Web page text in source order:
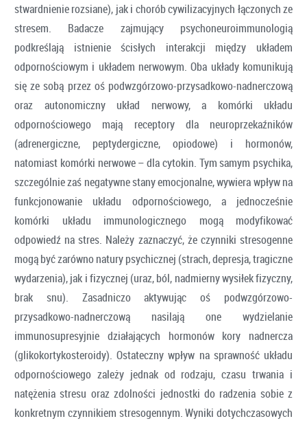
stwardnienie rozsiane), jak i chorób cywilizacyjnych łączonych ze
stresem. Badacze zajmujący psychoneuroimmunologią
podkreślają istnienie ścisłych interakcji między układem
odpornościowym i układem nerwowym. Oba układy komunikują
się ze sobą przez oś podwzgórzowo-przysadkowo-nadnerczową
oraz autonomiczny układ nerwowy, a komórki układu
odpornościowego mają receptory dla neuroprzekaźników
(adrenergiczne, peptydergiczne, opiodowe) i hormonów,
natomiast komórki nerwowe – dla cytokin. Tym samym psychika,
szczególnie zaś negatywne stany emocjonalne, wywiera wpływ na
funkcjonowanie układu odpornościowego, a jednocześnie
komórki układu immunologicznego mogą modyfikować
odpowiedź na stres. Należy zaznaczyć, że czynniki stresogenne
mogą być zarówno natury psychicznej (strach, depresja, tragiczne
wydarzenia), jak i fizycznej (uraz, ból, nadmierny wysiłek fizyczny,
brak snu). Zasadniczo aktywując oś podwzgórzowo-
przysadkowo-nadnerczową nasilają one wydzielanie
immunosupresyjnie działających hormonów kory nadnercza
(glikokortykosteroidy). Ostateczny wpływ na sprawność układu
odpornościowego zależy jednak od rodzaju, czasu trwania i
natężenia stresu oraz zdolności jednostki do radzenia sobie z
konkretnym czynnikiem stresogennym. Wyniki dotychczasowych